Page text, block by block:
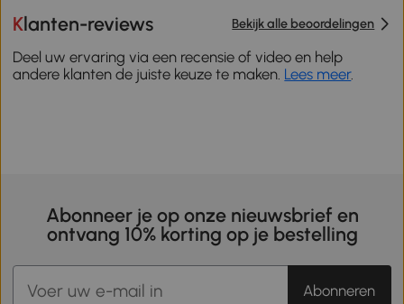
Klanten-reviews Bekijk alle beoordelingen
Deel uw ervaring via een recensie of video en help
andere klanten de juiste keuze te maken. Lees meer.
Abonneer je op onze nieuwsbrief en
ontvang 10% korting op je bestelling
Abonneren